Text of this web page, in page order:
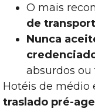
O mais
de
Nunca
absurdos
Hotéis de médio
traslado pré-